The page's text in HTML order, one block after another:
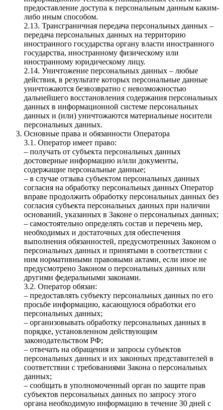
предоставление доступа к персональным данным каким-
либо иным способом.
2.13. Трансграничная передача персональных данных –
передача персональных данных на территорию
иностранного государства органу власти иностранного
государства, иностранному физическому или
иностранному юридическому лицу.
2.14. Уничтожение персональных данных – любые
действия, в результате которых персональные данные
уничтожаются безвозвратно с невозможностью
дальнейшего восстановления содержания персональных
данных в информационной системе персональных
данных и (или) уничтожаются материальные носители
персональных данных.
Основные права и обязанности Оператора
3.1. Оператор имеет право:
– получать от субъекта персональных данных
достоверные информацию и/или документы,
содержащие персональные данные;
– в случае отзыва субъектом персональных данных
согласия на обработку персональных данных Оператор
вправе продолжить обработку персональных данных без
согласия субъекта персональных данных при наличии
оснований, указанных в Законе о персональных данных;
– самостоятельно определять состав и перечень мер,
необходимых и достаточных для обеспечения
выполнения обязанностей, предусмотренных Законом о
персональных данных и принятыми в соответствии с
ним нормативными правовыми актами, если иное не
предусмотрено Законом о персональных данных или
другими федеральными законами.
3.2. Оператор обязан:
– предоставлять субъекту персональных данных по его
просьбе информацию, касающуюся обработки его
персональных данных;
– организовывать обработку персональных данных в
порядке, установленном действующим
законодательством РФ;
– отвечать на обращения и запросы субъектов
персональных данных и их законных представителей в
соответствии с требованиями Закона о персональных
данных;
– сообщать в уполномоченный орган по защите прав
субъектов персональных данных по запросу этого
органа необходимую информацию в течение 30 дней с